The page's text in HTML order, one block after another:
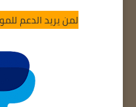
لمن يريد الدعم